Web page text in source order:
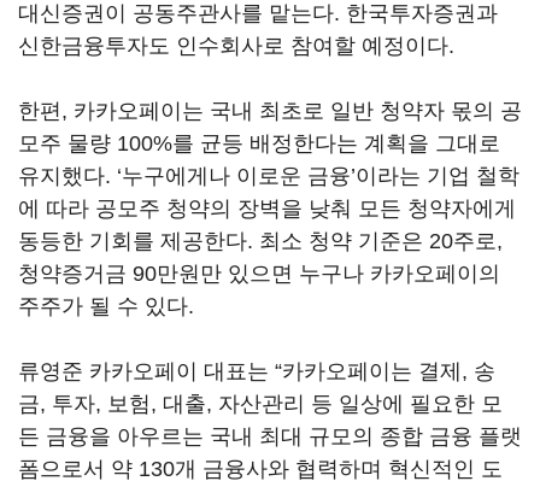
대신증권이 공동주관사를 맡는다. 한국투자증권과
신한금융투자도 인수회사로 참여할 예정이다.
한편, 카카오페이는 국내 최초로 일반 청약자 몫의 공
모주 물량 100%를 균등 배정한다는 계획을 그대로
유지했다. ‘누구에게나 이로운 금융’이라는 기업 철학
에 따라 공모주 청약의 장벽을 낮춰 모든 청약자에게
동등한 기회를 제공한다. 최소 청약 기준은 20주로,
청약증거금 90만원만 있으면 누구나 카카오페이의
주주가 될 수 있다.
류영준 카카오페이 대표는 “카카오페이는 결제, 송
금, 투자, 보험, 대출, 자산관리 등 일상에 필요한 모
든 금융을 아우르는 국내 최대 규모의 종합 금융 플랫
폼으로서 약 130개 금융사와 협력하며 혁신적인 도